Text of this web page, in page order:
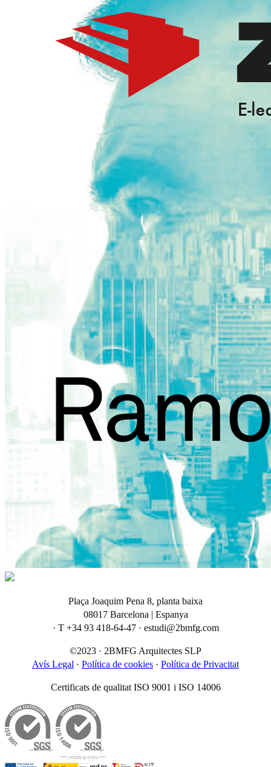
Plaça Joaquim Pena 8, planta baixa
08017 Barcelona | Espanya
· T +34 93 418-64-47 · estudi@2bmfg.com
©2023 · 2BMFG Arquitectes SLP
Avís Legal · Política de cookies · Política de Privacitat
Certificats de qualitat ISO 9001 i ISO 14006